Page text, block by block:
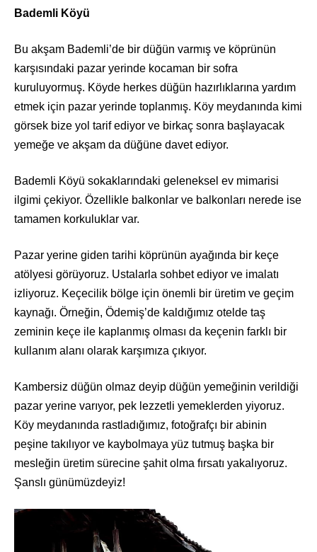
Bademli Köyü
Bu akşam Bademli’de bir düğün varmış ve köprünün
karşısındaki pazar yerinde kocaman bir sofra
kuruluyormuş. Köyde herkes düğün hazırlıklarına yardım
etmek için pazar yerinde toplanmış. Köy meydanında kimi
görsek bize yol tarif ediyor ve birkaç sonra başlayacak
yemeğe ve akşam da düğüne davet ediyor.
Bademli Köyü sokaklarındaki geleneksel ev mimarisi
ilgimi çekiyor. Özellikle balkonlar ve balkonları nerede ise
tamamen korkuluklar var.
Pazar yerine giden tarihi köprünün ayağında bir keçe
atölyesi görüyoruz. Ustalarla sohbet ediyor ve imalatı
izliyoruz. Keçecilik bölge için önemli bir üretim ve geçim
kaynağı. Örneğin, Ödemiş’de kaldığımız otelde taş
zeminin keçe ile kaplanmış olması da keçenin farklı bir
kullanım alanı olarak karşımıza çıkıyor.
Kambersiz düğün olmaz deyip düğün yemeğinin verildiği
pazar yerine varıyor, pek lezzetli yemeklerden yiyoruz.
Köy meydanında rastladığımız, fotoğrafçı bir abinin
peşine takılıyor ve kaybolmaya yüz tutmuş başka bir
mesleğin üretim sürecine şahit olma fırsatı yakalıyoruz.
Şanslı günümüzdeyiz!